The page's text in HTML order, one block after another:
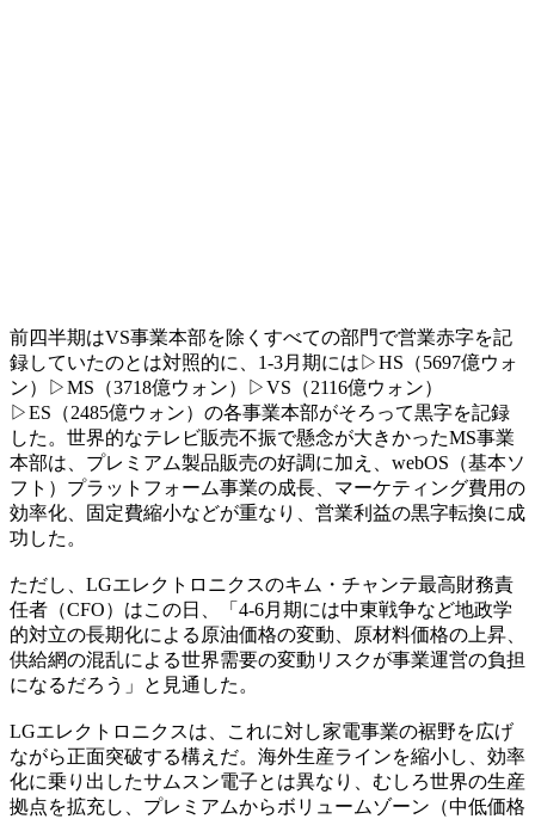
前四半期はVS事業本部を除くすべての部門で営業赤字を記
録していたのとは対照的に、1-3月期には▷HS（5697億ウォ
ン）▷MS（3718億ウォン）▷VS（2116億ウォン）
▷ES（2485億ウォン）の各事業本部がそろって黒字を記録
した。世界的なテレビ販売不振で懸念が大きかったMS事業
本部は、プレミアム製品販売の好調に加え、webOS（基本ソ
フト）プラットフォーム事業の成長、マーケティング費用の
効率化、固定費縮小などが重なり、営業利益の黒字転換に成
功した。
ただし、LGエレクトロニクスのキム・チャンテ最高財務責
任者（CFO）はこの日、「4-6月期には中東戦争など地政学
的対立の長期化による原油価格の変動、原材料価格の上昇、
供給網の混乱による世界需要の変動リスクが事業運営の負担
になるだろう」と見通した。
LGエレクトロニクスは、これに対し家電事業の裾野を広げ
ながら正面突破する構えだ。海外生産ラインを縮小し、効率
化に乗り出したサムスン電子とは異なり、むしろ世界の生産
拠点を拡充し、プレミアムからボリュームゾーン（中低価格